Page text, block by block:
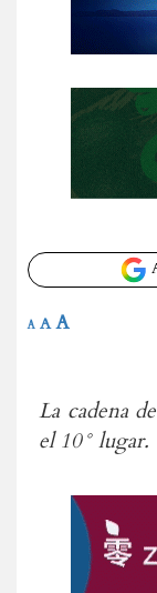
A A A
La cadena
el 10° lugar.